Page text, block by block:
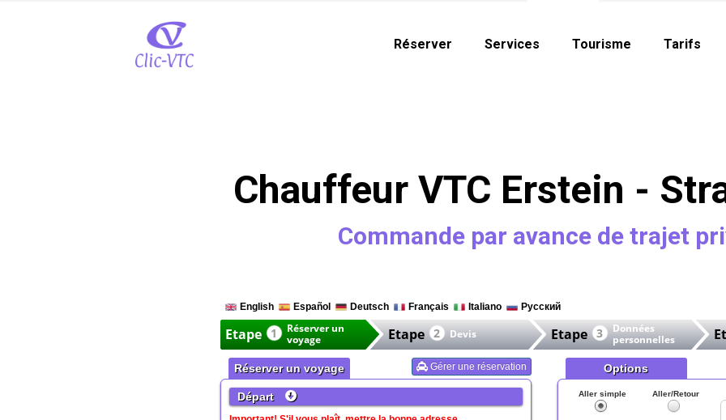
Réserver Services Tourisme Tarifs
Chauffeur VTC Erstein -
Commande par avance de trajet